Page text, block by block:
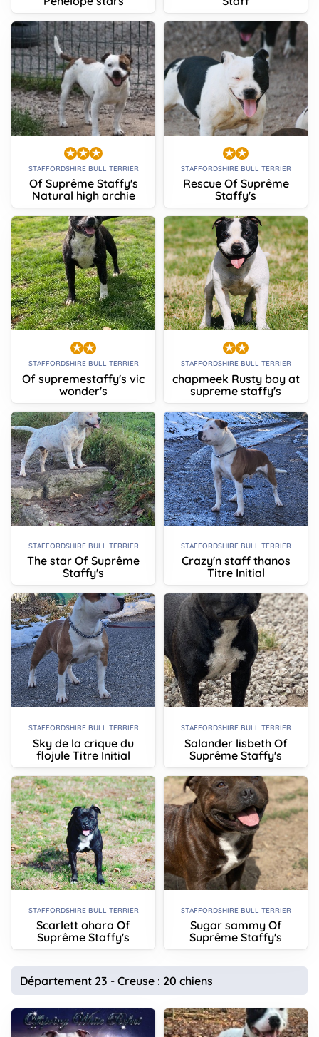
STAFFORDSHIRE BULL TERRIER
Of Suprême Staffy's
Natural high archie
STAFFORDSHIRE BULL TERRIER
Rescue Of Suprême
Staffy's
STAFFORDSHIRE BULL TERRIER
Of supremestaffy's vic
wonder's
STAFFORDSHIRE BULL TERRIER
chapmeek Rusty boy at
supreme staffy's
STAFFORDSHIRE BULL TERRIER
The star Of Suprême
Staffy's
STAFFORDSHIRE BULL TERRIER
Crazy'n staff thanos
Titre Initial
STAFFORDSHIRE BULL TERRIER
Sky de la crique du
flojule Titre Initial
STAFFORDSHIRE BULL TERRIER
Salander lisbeth Of
Suprême Staffy's
STAFFORDSHIRE BULL TERRIER
Scarlett ohara Of
Suprême Staffy's
STAFFORDSHIRE BULL TERRIER
Sugar sammy Of
Suprême Staffy's
Département 23 - Creuse : 20 chiens